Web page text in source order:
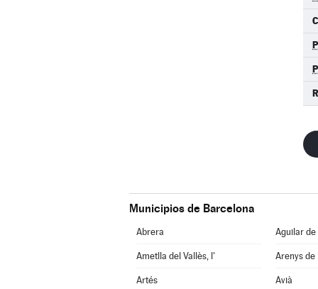
Municipios de Barcelona
Abrera Aguilar de
Ametlla del Vallès, l' Arenys de
Artés Avià